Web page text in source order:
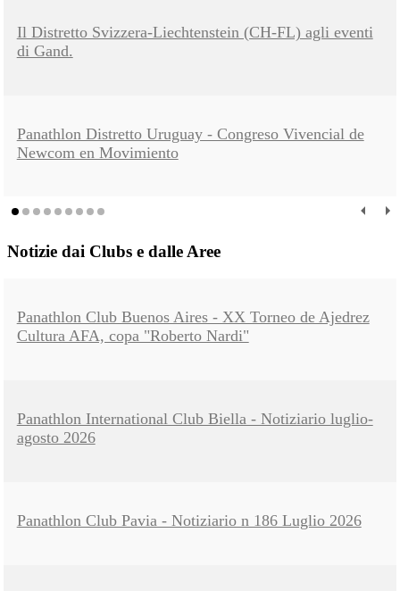
Il Distretto Svizzera-Liechtenstein (CH-FL) agli eventi
di Gand.
Panathlon Distretto Uruguay - Congreso Vivencial de
Newcom en Movimiento
Notizie dai Clubs e dalle Aree
Panathlon Club Buenos Aires - XX Torneo de Ajedrez
Cultura AFA, copa "Roberto Nardi"
Panathlon International Club Biella - Notiziario luglio-
agosto 2026
Panathlon Club Pavia - Notiziario n 186 Luglio 2026